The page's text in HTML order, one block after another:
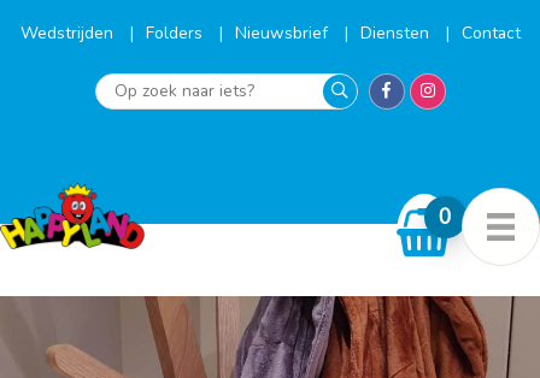
naarWedstrijden Folders Nieuwsbrief Diensten Contact
Op